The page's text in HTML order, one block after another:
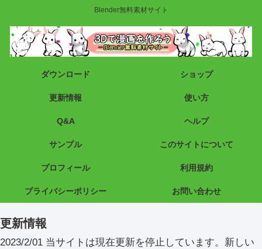
Blender無料素材サイト
ダウンロード ショップ
更新情報 使い方
Q&A ヘルプ
サンプル このサイトについて
プロフィール 利用規約
プライバシーポリシー お問い合わせ
更新情報
2023/2/01 当サイトは現在更新を停止しています。新しい